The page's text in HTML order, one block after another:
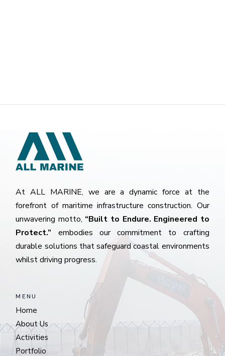
At ALL MARINE, we are a dynamic force at the
forefront of maritime infrastructure construction. Our
unwavering motto, “Built to Endure. Engineered to
Protect.” embodies our commitment to crafting
durable solutions that safeguard coastal environments
whilst driving progress.
MENU
Home
About Us
Activities
Portfolio